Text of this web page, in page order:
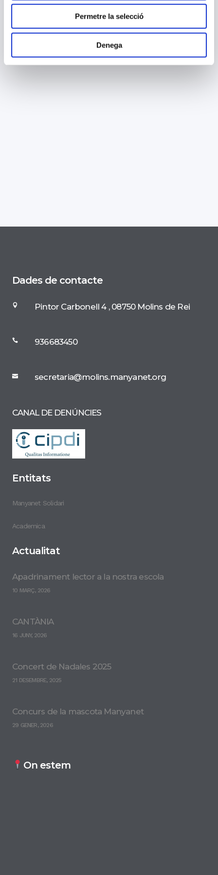
Permetre la selecció
Denega
Dades de contacte
Pintor Carbonell 4 , 08750 Molins de Rei
936683450
secretaria@molins.manyanet.org
CANAL DE DENÚNCIES
Entitats
Manyanet Solidari
Academica
Actualitat
Apadrinament lector a la nostra escola
10 MARÇ, 2026
CANTÀNIA
16 JUNY, 2026
Concert de Nadales 2025
21 DESEMBRE, 2025
Concurs de la mascota Manyanet
29 GENER, 2026
On estem